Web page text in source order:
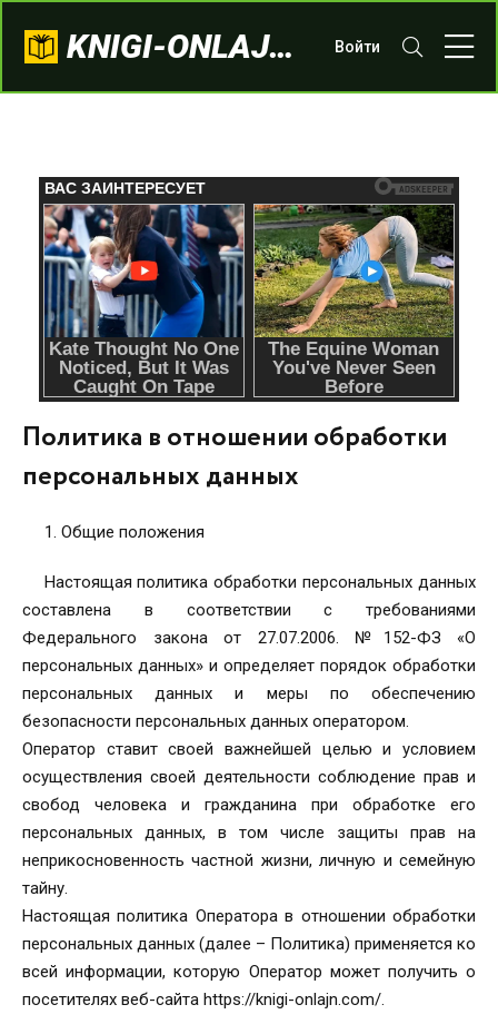
KNIGI-ONLAJN.COM Войти
Политика в отношении обработки
персональных данных
1. Общие положения
Настоящая политика обработки персональных данных
составлена в соответствии с требованиями
Федерального закона от 27.07.2006. №152-ФЗ «О
персональных данных» и определяет порядок обработки
персональных данных и меры по обеспечению
безопасности персональных данных оператором.
Оператор ставит своей важнейшей целью и условием
осуществления своей деятельности соблюдение прав и
свобод человека и гражданина при обработке его
персональных данных, в том числе защиты прав на
неприкосновенность частной жизни, личную и семейную
тайну.
Настоящая политика Оператора в отношении обработки
персональных данных (далее – Политика) применяется ко
всей информации, которую Оператор может получить о
посетителях веб-сайта https://knigi-onlajn.com/.